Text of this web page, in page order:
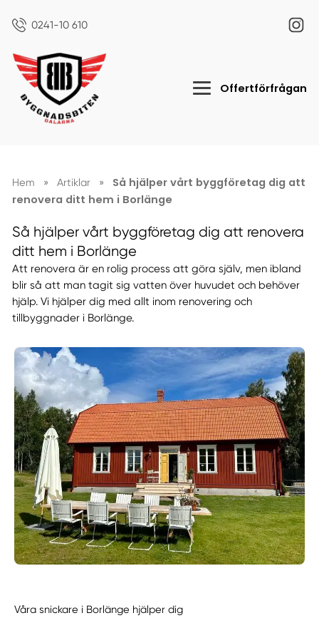
0241-10 610
Offertförfrågan
Hem » Artiklar »
Så hjälper vårt byggföretag dig att
renovera ditt hem i Borlänge
Så hjälper vårt byggföretag dig att renovera
ditt hem i Borlänge
Att renovera är en rolig process att göra själv, men ibland
blir så att man tagit sig vatten över huvudet och behöver
hjälp. Vi hjälper dig med allt inom renovering och
tillbyggnader i Borlänge.
Våra snickare i Borlänge hjälper dig